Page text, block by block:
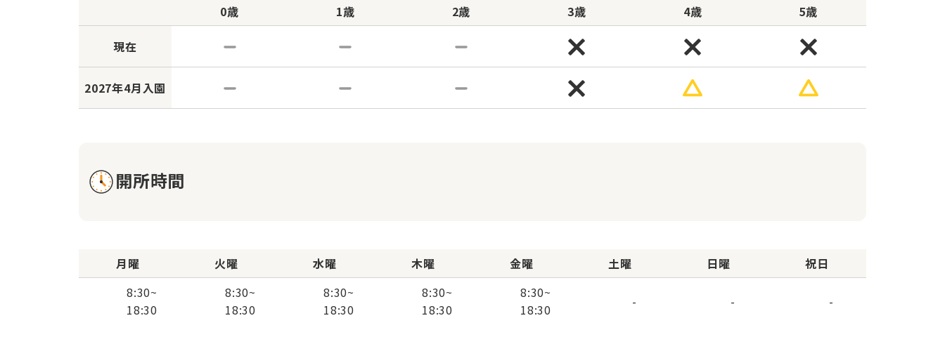
0歳 1歳 2歳 3歳 4歳 5歳
現在
2027年4月入園
開所時間
月曜
8:30~
18:30
火曜
8:30~
18:30
水曜
8:30~
18:30
木曜
8:30~
18:30
金曜
8:30~
18:30
土曜
-
日曜
-
祝日
-